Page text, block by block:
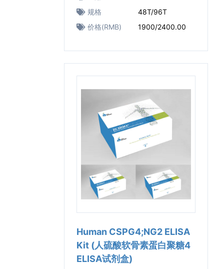
规格
48T/96T
价格(RMB)
1900/2400.00
Human CSPG4;NG2 ELISA
Kit (人硫酸软骨素蛋白聚糖4
ELISA试剂盒)